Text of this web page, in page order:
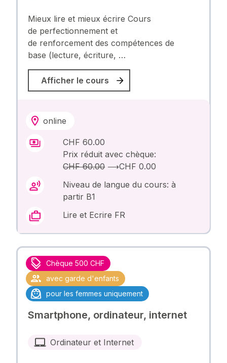
Mieux lire et mieux écrire Cours
de perfectionnement et
de renforcement des compétences de
base (lecture, écriture, …
Afficher le cours
online
CHF 60.00
Prix réduit avec chèque:
CHF 60.00⟶CHF 0.00
Niveau de langue du cours: à
partir B1
Lire et Ecrire FR
Chèque 500 CHF
avec garde d'enfants
pour les femmes uniquement
Smartphone, ordinateur, internet
Ordinateur et Internet